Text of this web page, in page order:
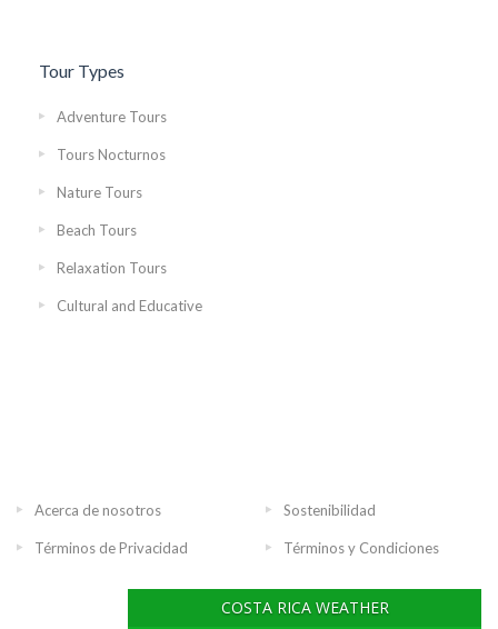
Tour Types
Adventure Tours
Tours Nocturnos
Nature Tours
Beach Tours
Relaxation Tours
Cultural and Educative
Acerca de nosotros Sostenibilidad
Términos de Privacidad Términos y Condiciones
COSTA RICA WEATHER